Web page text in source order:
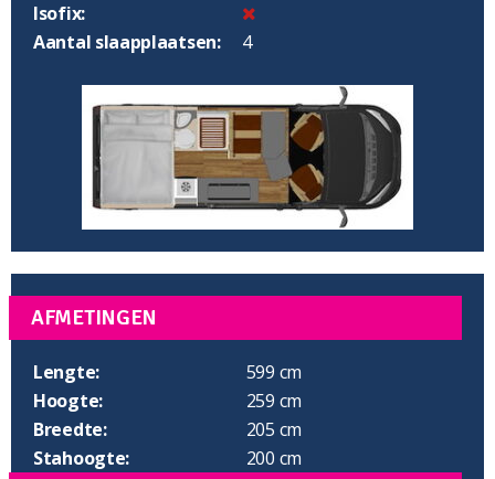
Isofix:
Aantal slaapplaatsen:
4
AFMETINGEN
Lengte:
599 cm
Hoogte:
259 cm
Breedte:
205 cm
Stahoogte:
200 cm